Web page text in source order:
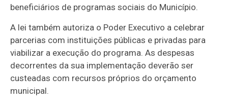
beneficiários de programas sociais do Município.
A lei também autoriza o Poder Executivo a celebrar
parcerias com instituições públicas e privadas para
viabilizar a execução do programa. As despesas
decorrentes da sua implementação deverão ser
custeadas com recursos próprios do orçamento
municipal.